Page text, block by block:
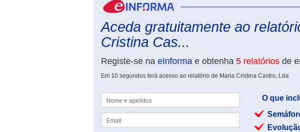
Aceda gratuitamente ao
Cristina Cas...
Registe-se na eInforma e obtenha 5 relatórios de
Em 10 segundos terá acesso ao relatório de Maria Cristina Castro, Lda
O que